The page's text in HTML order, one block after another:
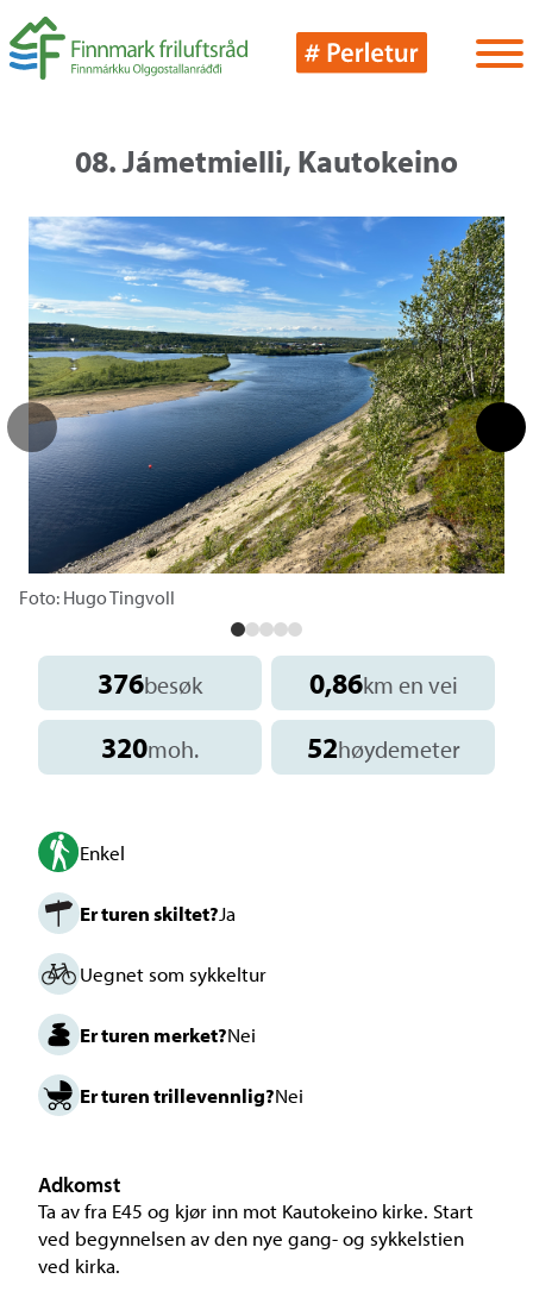
08. Jámetmielli, Kautokeino
Foto: Hugo Tingvoll
376besøk 0,86km en vei
320moh. 52høydemeter
Enkel
Er turen skiltet?Ja
Uegnet som sykkeltur
Er turen merket?Nei
Er turen trillevennlig?Nei
Adkomst
Ta av fra E45 og kjør inn mot Kautokeino kirke. Start
ved begynnelsen av den nye gang- og sykkelstien
ved kirka.